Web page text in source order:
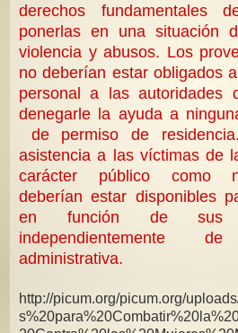
derechos fundamentales
ponerlas en una situación
violencia y abusos. Los
no deberían estar obligados
personal a las autoridades
denegarle la ayuda a
de permiso de
asistencia a las víctimas de
carácter público como
deberían estar disponibles
en función de sus
independientemente
administrativa.
http://picum.org/picum.org/